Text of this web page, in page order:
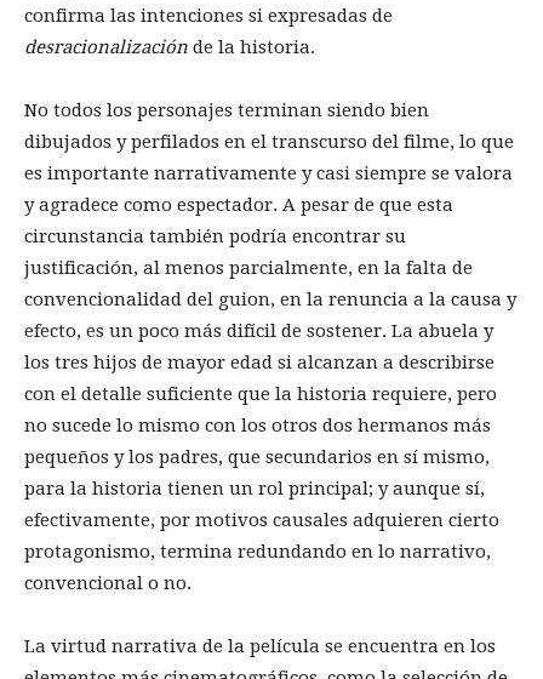
confirma las intenciones si expresadas de
desracionalización de la historia.
No todos los personajes terminan siendo bien
dibujados y perfilados en el transcurso del filme, lo que
es importante narrativamente y casi siempre se valora
y agradece como espectador. A pesar de que esta
circunstancia también podría encontrar su
justificación, al menos parcialmente, en la falta de
convencionalidad del guion, en la renuncia a la causa y
efecto, es un poco más difícil de sostener. La abuela y
los tres hijos de mayor edad si alcanzan a describirse
con el detalle suficiente que la historia requiere, pero
no sucede lo mismo con los otros dos hermanos más
pequeños y los padres, que secundarios en sí mismo,
para la historia tienen un rol principal; y aunque sí,
efectivamente, por motivos causales adquieren cierto
protagonismo, termina redundando en lo narrativo,
convencional o no.
La virtud narrativa de la película se encuentra en los